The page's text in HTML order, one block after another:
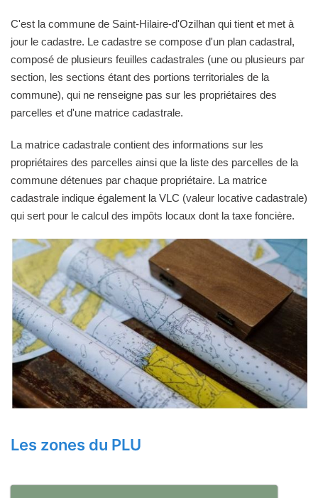
C'est la commune de Saint-Hilaire-d'Ozilhan qui tient et met à
jour le cadastre. Le cadastre se compose d'un plan cadastral,
composé de plusieurs feuilles cadastrales (une ou plusieurs par
section, les sections étant des portions territoriales de la
commune), qui ne renseigne pas sur les propriétaires des
parcelles et d'une matrice cadastrale.
La matrice cadastrale contient des informations sur les
propriétaires des parcelles ainsi que la liste des parcelles de la
commune détenues par chaque propriétaire. La matrice
cadastrale indique également la VLC (valeur locative cadastrale)
qui sert pour le calcul des impôts locaux dont la taxe foncière.
Les zones du PLU